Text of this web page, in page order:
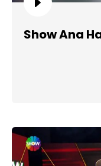
Show Ana